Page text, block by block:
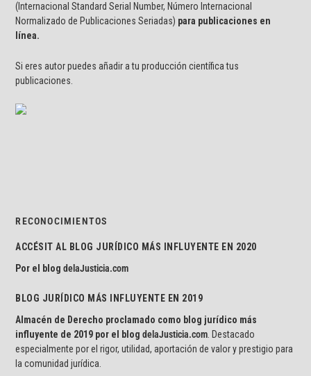
(Internacional Standard Serial Number, Número Internacional
Normalizado de Publicaciones Seriadas) para publicaciones en
línea.
Si eres autor puedes añadir a tu producción científica tus
publicaciones.
RECONOCIMIENTOS
ACCÉSIT AL BLOG JURÍDICO MÁS INFLUYENTE EN 2020
Por el blogdelaJusticia.com
BLOG JURÍDICO MÁS INFLUYENTE EN 2019
Almacén de Derecho proclamado como blog jurídico más
influyente de 2019 por el blogdelaJusticia.com. Destacado
especialmente por el rigor, utilidad, aportación de valor y prestigio para
la comunidad jurídica.